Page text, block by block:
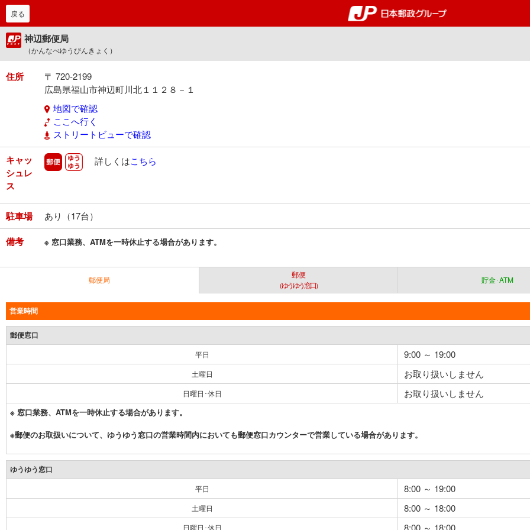
郵便局・日本郵政グルー
戻る
神辺郵便局
（かんなべゆうびんきょく）
住所
〒 720-2199
広島県福山市神辺町川北１１２８－１
地図で確認
ここへ行く
ストリートビューで確認
キャッ
シュレ
ス
郵便 ゆうゆう
詳しくはこちら
駐車場 あり（17台）
備考 ※ 窓口業務、ATMを一時休止する場合があります。
郵便局
郵便
（ゆうゆう窓口）
貯金･ATM
営業時間
郵便窓口
平日 9:00 ～ 19:00
土曜日 お取り扱いしません
日曜日･休日 お取り扱いしません
※ 窓口業務、ATMを一時休止する場合があります。
※郵便のお取扱いについて、ゆうゆう窓口の営業時間内においても郵便窓口カウンターで営業している場合があります。
ゆうゆう窓口
平日 8:00 ～ 19:00
土曜日 8:00 ～ 18:00
日曜日･休日 8:00 ～ 18:00